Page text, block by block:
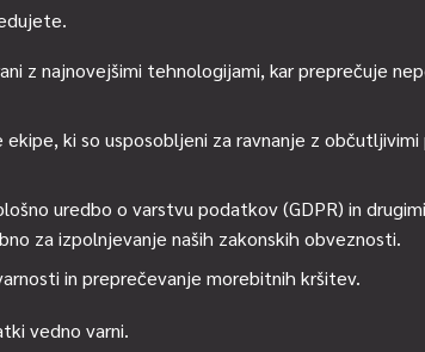
z najnovejšimi tehnologijami, kar preprečuje
ki so usposobljeni za ravnanje z
uredbo o varstvu podatkov (GDPR) in
za izpolnjevanje naših zakonskih obveznosti.
in preprečevanje morebitnih kršitev.
vedno varni.